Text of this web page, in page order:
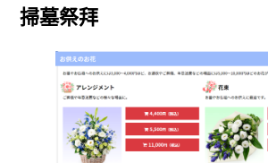
掃墓祭拜